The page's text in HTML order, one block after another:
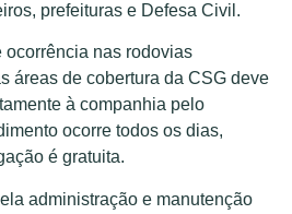
prefeituras e Defesa Civil.
ocorrência nas rodovias
áreas de cobertura da CSG deve
à companhia pelo
ocorre todos os dias,
é gratuita.
administração e manutenção